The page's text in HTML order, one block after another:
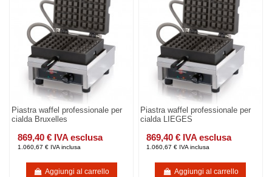
Piastra waffel professionale per
cialda Bruxelles
869,40 € IVA esclusa
1.060,67 € IVA inclusa
Aggiungi al carrello
Piastra waffel professionale per
cialda LIEGES
869,40 € IVA esclusa
1.060,67 € IVA inclusa
Aggiungi al carrello